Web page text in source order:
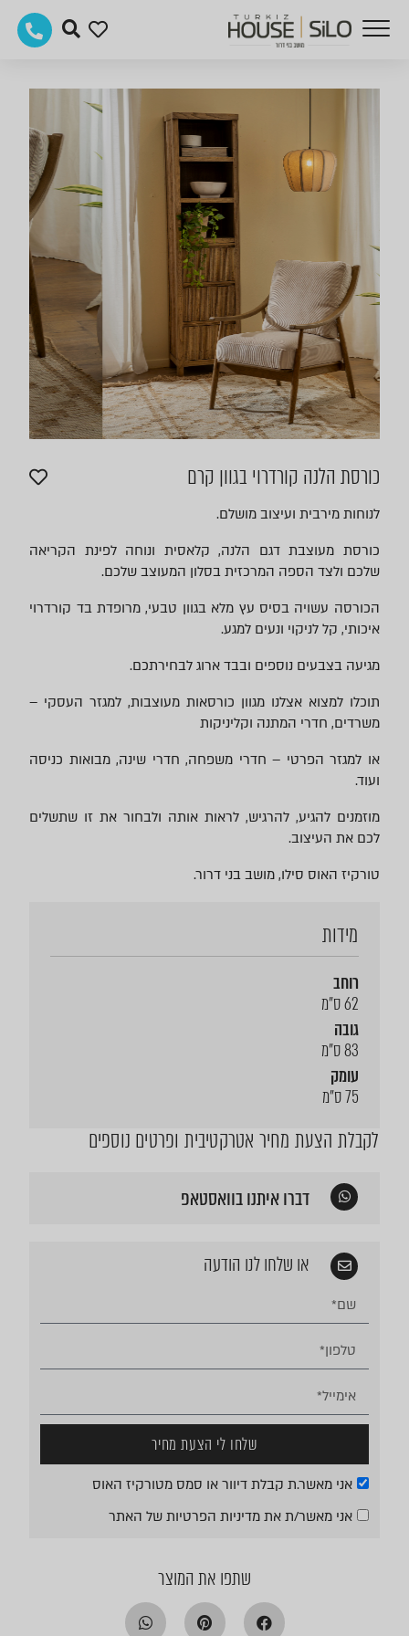
כורסת הלנה קורדרוי בגוון קרם
לנוחות מירבית ועיצוב מושלם.
כורסת מעוצבת דגם הלנה, קלאסית ונוחה לפינת הקריאה
שלכם ולצד הספה המרכזית בסלון המעוצב שלכם.
הכורסה עשויה בסיס עץ מלא בגוון טבעי, מרופדת בד קורדרוי
איכותי, קל לניקוי ונעים למגע.
מגיעה בצבעים נוספים ובבד ארוג לבחירתכם.
תוכלו למצוא אצלנו מגוון כורסאות מעוצבות, למגזר העסקי –
משרדים, חדרי המתנה וקליניקות
או למגזר הפרטי – חדרי משפחה, חדרי שינה, מבואות כניסה
ועוד.
מוזמנים להגיע, להרגיש, לראות אותה ולבחור את זו שתשלים
לכם את העיצוב.
טורקיז האוס סילו, מושב בני דרור.
מידות
רוחב
62 ס"מ
גובה
83 ס"מ
עומק
75 ס"מ
לקבלת הצעת מחיר אטרקטיבית ופרטים נוספים
דברו איתנו בוואסטאפ
או שלחו לנו הודעה
אני מאשר.ת קבלת דיוור או סמס מטורקיז האוס
אני מאשר/ת את מדיניות הפרטיותשל האתר
שלחו לי הצעת מחיר
שתפו את המוצר